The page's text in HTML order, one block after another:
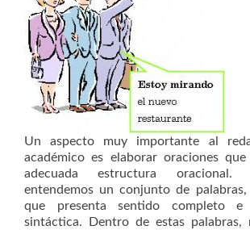
Un aspecto muy importante al
académico es elaborar oraciones
adecuada estructura oracional.
entendemos un conjunto de
que presenta sentido completo e
sintáctica. Dentro de estas palabras,